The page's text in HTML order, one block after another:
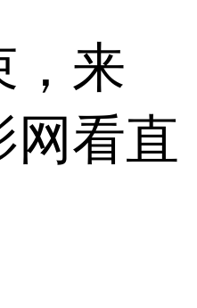
，来
网看直